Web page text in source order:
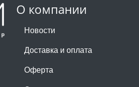
О компании
Новости
Доставка и оплата
Оферта